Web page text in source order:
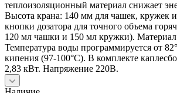
теплоизоляционный материал снижает
Высота крана: 140 мм для чашек, кружек
кнопки дозатора для точного объема
120 мл чашки и 150 мл кружки). Материал
Температура воды программируется от
кипения (97-100°C). В комплекте
2,83 кВт. Напряжение 220В.